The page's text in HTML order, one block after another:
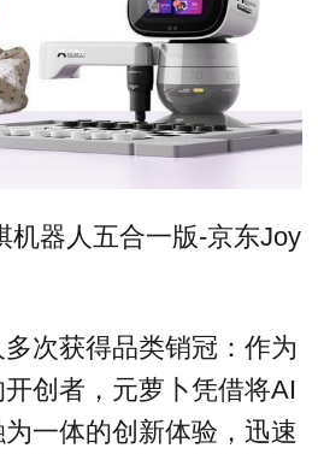
机器人五合一版-京东Joy
次获得品类销冠：作为
创者，元萝卜凭借将AI
一体的创新体验，迅速